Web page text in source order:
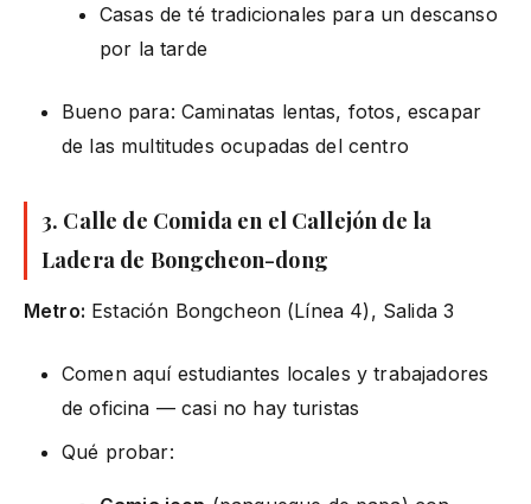
Casas de té tradicionales para un descanso
por la tarde
Bueno para: Caminatas lentas, fotos, escapar
de las multitudes ocupadas del centro
3. Calle de Comida en el Callejón de la
Ladera de Bongcheon-dong
Metro: Estación Bongcheon (Línea 4), Salida 3
Comen aquí estudiantes locales y trabajadores
de oficina — casi no hay turistas
Qué probar: